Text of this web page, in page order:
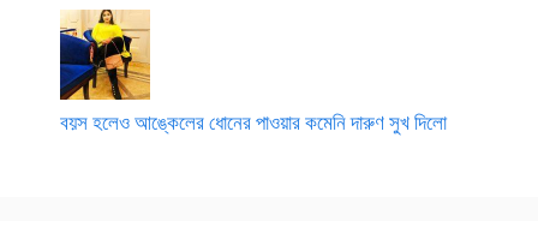
বয়স হলেও আঙ্কেলের ধোনের পাওয়ার কমেনি দারুণ সুখ দিলো